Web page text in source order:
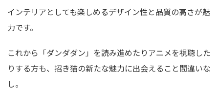
インテリアとしても楽しめるデザイン性と品質の高さが魅
力です。
これから「ダンダダン」を読み進めたりアニメを視聴した
りする方も、招き猫の新たな魅力に出会えること間違いな
し。